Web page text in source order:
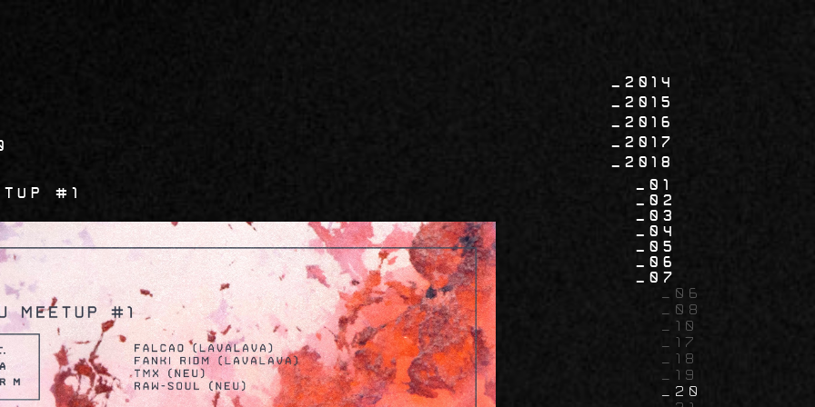
#1
2014
2015
2016
2017
2018
01
02
03
04
05
06
07
06
08
10
17
18
19
20